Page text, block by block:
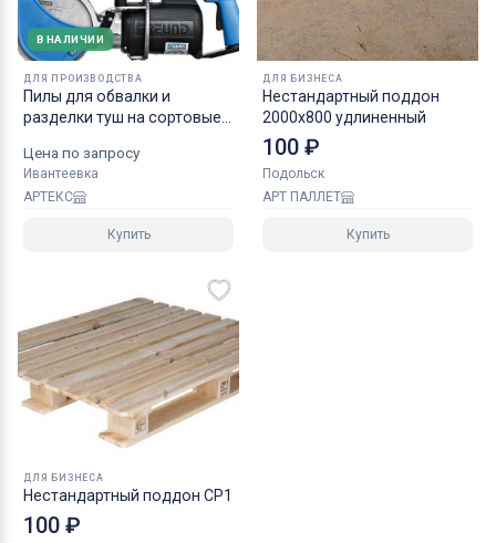
В НАЛИЧИИ
ДЛЯ ПРОИЗВОДСТВА
Пилы для обвалки и
разделки туш на сортовые
Цена по запросу
Ивантеевка
АРТЕКС
Купить
ДЛЯ БИЗНЕСА
Нестандартный поддон
2000х800 удлиненный
100 ₽
Подольск
АРТ ПАЛЛЕТ
Купить
ДЛЯ БИЗНЕСА
Нестандартный поддон CP1
100 ₽